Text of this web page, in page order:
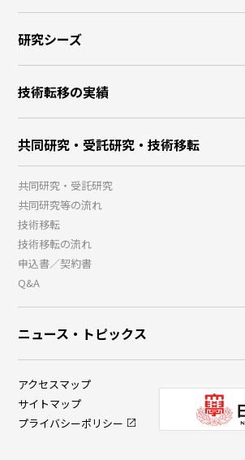
研究シーズ
技術転移の実績
共同研究・受託研究・技術移転
共同研究・受託研究
共同研究等の流れ
技術移転
技術移転の流れ
申込書／契約書
Q&A
ニュース・トピックス
アクセスマップ
サイトマップ
プライバシーポリシー